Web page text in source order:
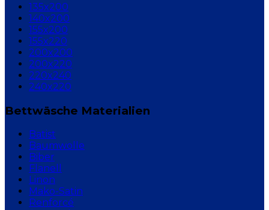
135x200
140x200
155x200
155x220
200x200
200x220
220x240
240x220
Bettwäsche Materialien
Batist
Baumwolle
Biber
Flanell
Linon
Mako-Satin
Renforcé